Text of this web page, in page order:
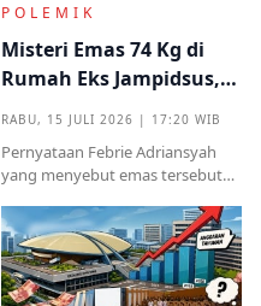
POLEMIK
Misteri Emas 74 Kg di
Rumah Eks Jampidsus,
Titipan?
RABU, 15 JULI 2026 | 17:20 WIB
Pernyataan Febrie Adriansyah
yang menyebut emas tersebut
menjadi titik penting dalam
proses pembuktian